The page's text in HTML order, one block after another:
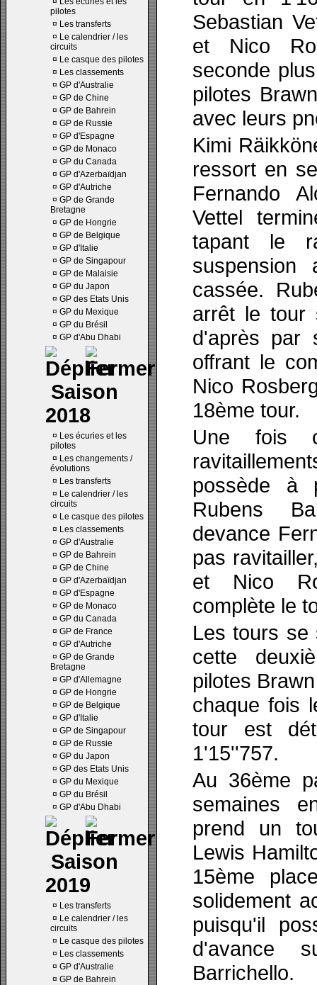
pilotes
¤ Les transferts
¤ Le calendrier / les
circuits
¤ Le casque des pilotes
¤ Les classements
¤ GP d'Australie
¤ GP de Chine
¤ GP de Bahrein
¤ GP de Russie
¤ GP d'Espagne
¤ GP de Monaco
¤ GP du Canada
¤ GP d'Azerbaïdjan
¤ GP d'Autriche
¤ GP de Grande
Bretagne
¤ GP de Hongrie
¤ GP de Belgique
¤ GP d'Italie
¤ GP de Singapour
¤ GP de Malaisie
¤ GP du Japon
¤ GP des Etats Unis
¤ GP du Mexique
¤ GP du Brésil
¤ GP d'Abu Dhabi
Saison
2018
¤ Les écuries et les
pilotes
¤ Les changements /
évolutions
¤ Les transferts
¤ Le calendrier / les
circuits
¤ Le casque des pilotes
¤ Les classements
¤ GP d'Australie
¤ GP de Bahrein
¤ GP de Chine
¤ GP d'Azerbaïdjan
¤ GP d'Espagne
¤ GP de Monaco
¤ GP du Canada
¤ GP de France
¤ GP d'Autriche
¤ GP de Grande
Bretagne
¤ GP d'Allemagne
¤ GP de Hongrie
¤ GP de Belgique
¤ GP d'Italie
¤ GP de Singapour
¤ GP de Russie
¤ GP du Japon
¤ GP des Etats Unis
¤ GP du Mexique
¤ GP du Brésil
¤ GP d'Abu Dhabi
Saison
2019
¤ Les transferts
¤ Le calendrier / les
circuits
¤ Le casque des pilotes
¤ Les classements
¤ GP d'Australie
¤ GP de Bahrein
Sebastian
et Nico
seconde
pilotes
avec leurs
Kimi
ressort en
Fernando
Vettel
tapant le
cassée.
arrêt le tour
d'après par
offrant le
Nico
18ème tour.
Une fois
possède à
Rubens
devance
pas
et Nico
complète le
Les tours se
cette
pilotes
chaque fois
tour est
1'15''757.
Au 36ème
semaines
prend un
Lewis
15ème
solidement
puisqu'il
d'avance
Barrichello.